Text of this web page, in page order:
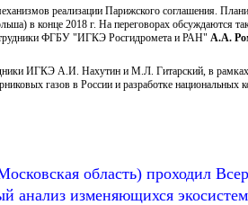
реализации Парижского соглашения.
в конце 2018 г. На переговорах обсуждаются
ФГБУ "ИГКЭ Росгидромета и РАН" А.А.
ИГКЭ А.И. Нахутин и М.Л. Гитарский, в рамках
газов в России и разработке национальных
область) проходил
анализ изменяющихся